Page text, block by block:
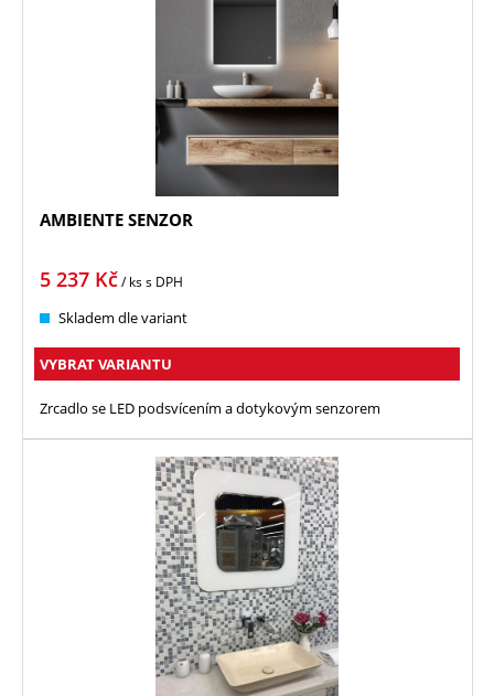
AMBIENTE SENZOR
5 237 Kč/ kss DPH
Skladem dle variant
VYBRAT VARIANTU
Zrcadlo se LED podsvícením a dotykovým senzorem